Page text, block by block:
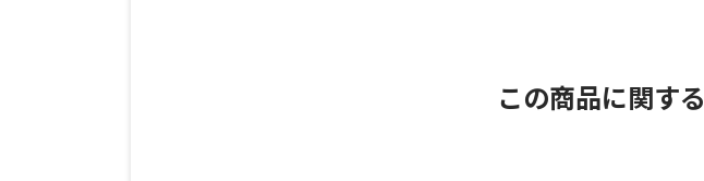
この商品に関する